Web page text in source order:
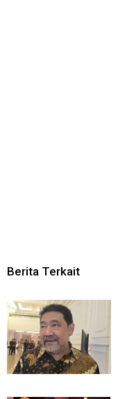
Berita Terkait